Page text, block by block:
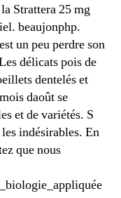
Strattera 25 mg
beaujonphp.
un peu perdre son
délicats pois de
dentelés et
daoût se
et de variétés. S
indésirables. En
que nous